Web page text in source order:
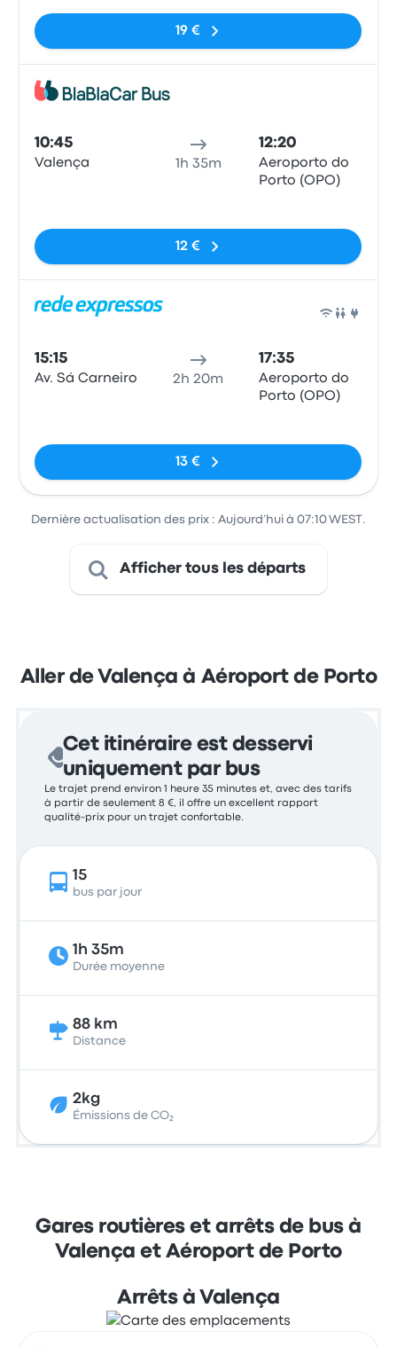
19 €
10:45
Valença 1h 35m
12:20
Aeroporto do
Porto (OPO)
12 €
15:15
Av. Sá Carneiro 2h 20m
17:35
Aeroporto do
Porto (OPO)
13 €
Dernière actualisation des prix : Aujourd’hui à 07:10 WEST.
Afficher tous les départs
Aller de Valença à Aéroport de Porto
Cet itinéraire est desservi
uniquement par bus
Le trajet prend environ 1 heure 35 minutes et, avec des tarifs
à partir de seulement 8 €, il offre un excellent rapport
qualité-prix pour un trajet confortable.
15
bus par jour
1h 35m
Durée moyenne
88 km
Distance
2kg
Émissions de CO₂
Gares routières et arrêts de bus à
Valença et Aéroport de Porto
Arrêts à Valença